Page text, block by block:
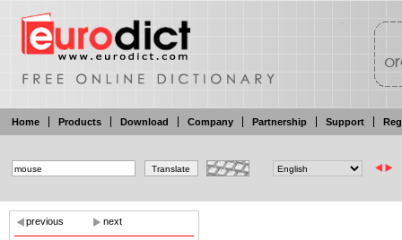
Home Products Download Company Partnership Support
previous next